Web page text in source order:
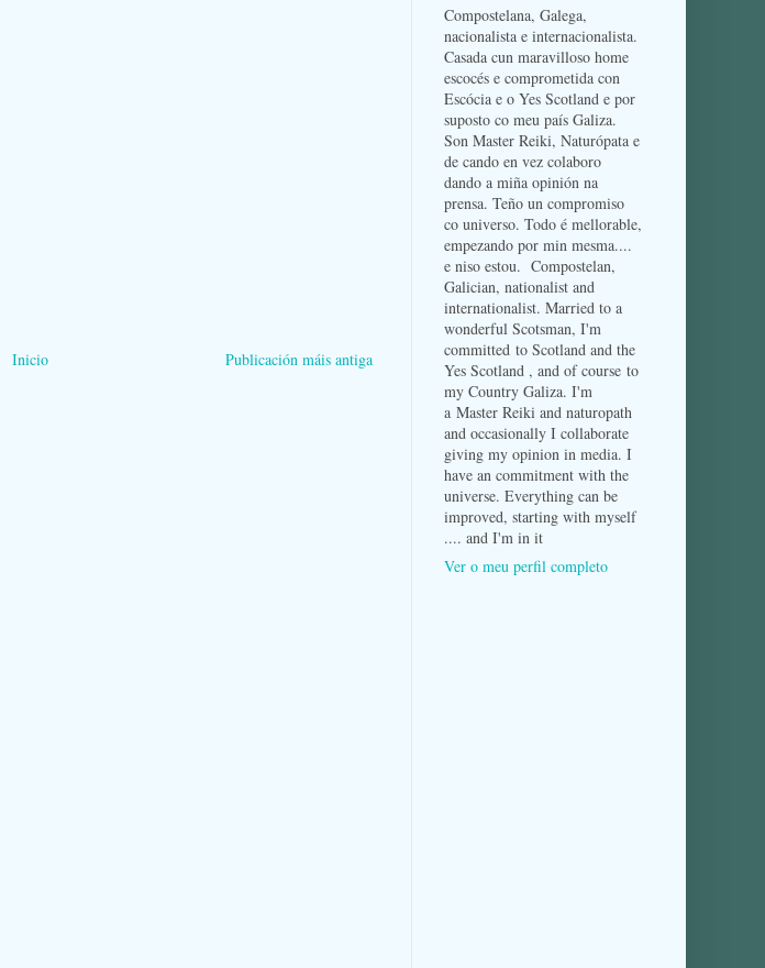
Publicación máis antiga
Inicio
Compostelana, Galega,
nacionalista e internacionalista.
Casada cun maravilloso home
escocés e comprometida con
Escócia e o Yes Scotland e por
suposto co meu país Galiza.
Son Master Reiki, Naturópata e
de cando en vez colaboro
dando a miña opinión na
prensa. Teño un compromiso
co universo. Todo é mellorable,
empezando por min mesma....
e niso estou. Compostelan,
Galician, nationalist and
internationalist. Married to a
wonderful Scotsman, I'm
committed to Scotland and the
Yes Scotland , and of course to
my Country Galiza. I'm
a Master Reiki and naturopath
and occasionally I collaborate
giving my opinion in media. I
have an commitment with the
universe. Everything can be
improved, starting with myself
.... and I'm in it
Ver o meu perfil completo